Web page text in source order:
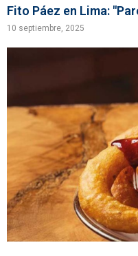
Fito Páez en Lima:
10 septiembre, 2025